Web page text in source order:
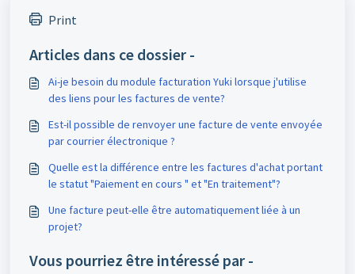
Print
Articles dans ce dossier -
Ai-je besoin du module facturation Yuki lorsque j'utilise
des liens pour les factures de vente?
Est-il possible de renvoyer une facture de vente envoyée
par courrier électronique ?
Quelle est la différence entre les factures d'achat portant
le statut "Paiement en cours " et "En traitement"?
Une facture peut-elle être automatiquement liée à un
projet?
Vous pourriez être intéressé par -